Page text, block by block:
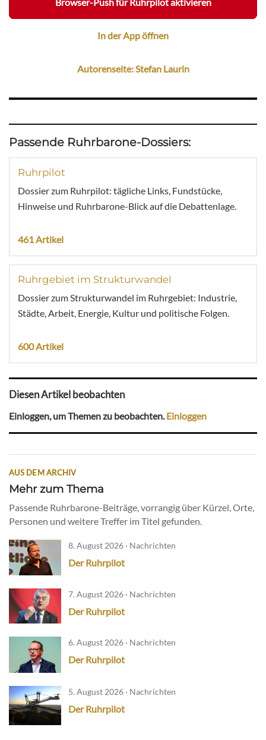
In der App öffnen
Autorenseite: Stefan Laurin
Passende Ruhrbarone-Dossiers:
Ruhrpilot
Dossier zum Ruhrpilot: tägliche Links, Fundstücke,
Hinweise und Ruhrbarone-Blick auf die Debattenlage.
461 Artikel
Ruhrgebiet im Strukturwandel
Dossier zum Strukturwandel im Ruhrgebiet: Industrie,
Städte, Arbeit, Energie, Kultur und politische Folgen.
600 Artikel
Diesen Artikel beobachten
Einloggen, um Themen zu beobachten.Einloggen
AUS DEM ARCHIV
Mehr zum Thema
Passende Ruhrbarone-Beiträge, vorrangig über Kürzel, Orte,
Personen und weitere Treffer im Titel gefunden.
8. August 2026 · Nachrichten
Der Ruhrpilot
7. August 2026 · Nachrichten
Der Ruhrpilot
6. August 2026 · Nachrichten
Der Ruhrpilot
5. August 2026 · Nachrichten
Der Ruhrpilot